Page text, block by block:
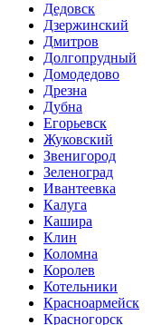
Дедовск
Дзержинский
Дмитров
Долгопрудный
Домодедово
Дрезна
Дубна
Егорьевск
Жуковский
Звенигород
Зеленоград
Ивантеевка
Калуга
Кашира
Клин
Коломна
Королев
Котельники
Красноармейск
Красногорск